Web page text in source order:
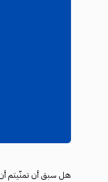
هل سبق أن تمنّيتم أن